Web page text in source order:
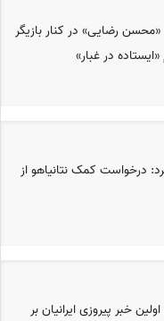
رضایی» در کنار بازیگر
در غبار»
درخواست کمک نتانیاهو از
خبر پیروزی ایرانیان بر